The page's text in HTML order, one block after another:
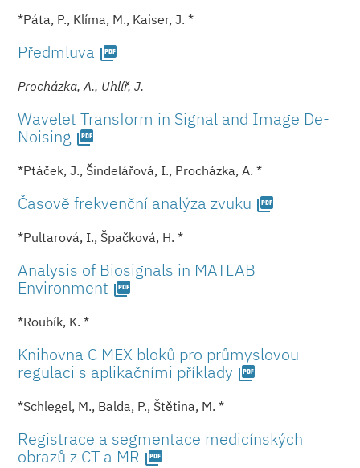
*Páta, P., Klíma, M., Kaiser, J. *
Předmluva picture_as_pdf
Procházka, A., Uhlíř, J.
Wavelet Transform in Signal and Image De-
Noising picture_as_pdf
*Ptáček, J., Šindelářová, I., Procházka, A. *
Časově frekvenční analýza zvuku picture_as_pdf
*Pultarová, I., Špačková, H. *
Analysis of Biosignals in MATLAB
Environment picture_as_pdf
*Roubík, K. *
Knihovna C MEX bloků pro průmyslovou
regulaci s aplikačními příklady picture_as_pdf
*Schlegel, M., Balda, P., Štětina, M. *
Registrace a segmentace medicínských
obrazů z CT a MR picture_as_pdf